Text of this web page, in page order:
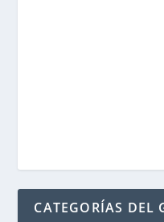
CATEGORÍAS DEL